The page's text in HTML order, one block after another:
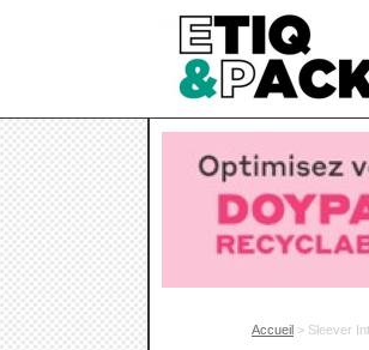
Accueil > Sleever